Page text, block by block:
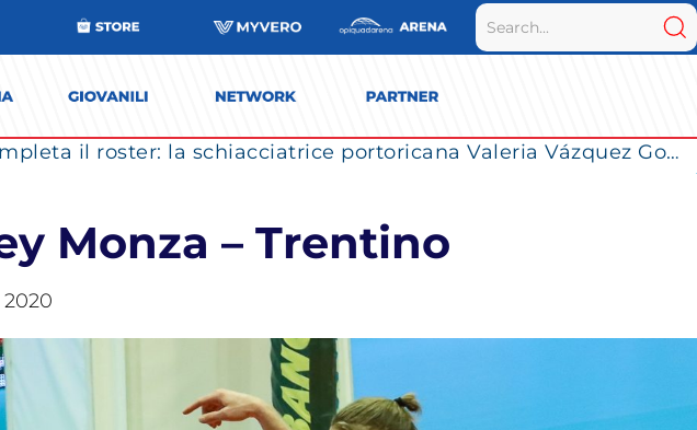
Vero Volley Monza verso la SuperLega 2026/27: il campionato cambia con l’introduzione dei Play Out
Monza – Trentino